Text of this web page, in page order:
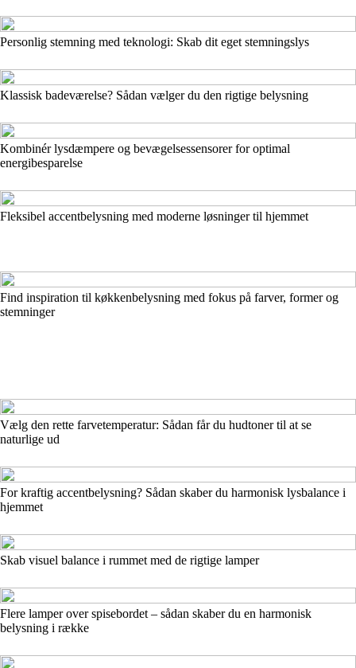
Personlig stemning med teknologi: Skab dit eget stemningslys
Klassisk badeværelse? Sådan vælger du den rigtige belysning
Kombinér lysdæmpere og bevægelsessensorer for optimal
energibesparelse
Fleksibel accentbelysning med moderne løsninger til hjemmet
Find inspiration til køkkenbelysning med fokus på farver, former og
stemninger
Vælg den rette farvetemperatur: Sådan får du hudtoner til at se
naturlige ud
For kraftig accentbelysning? Sådan skaber du harmonisk lysbalance i
hjemmet
Skab visuel balance i rummet med de rigtige lamper
Flere lamper over spisebordet – sådan skaber du en harmonisk
belysning i række